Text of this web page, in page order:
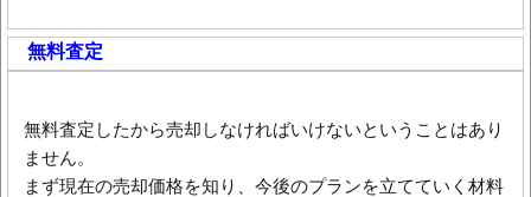
無料査定
無料査定したから売却しなければいけないということはあり
ません。
まず現在の売却価格を知り、今後のプランを立てていく材料